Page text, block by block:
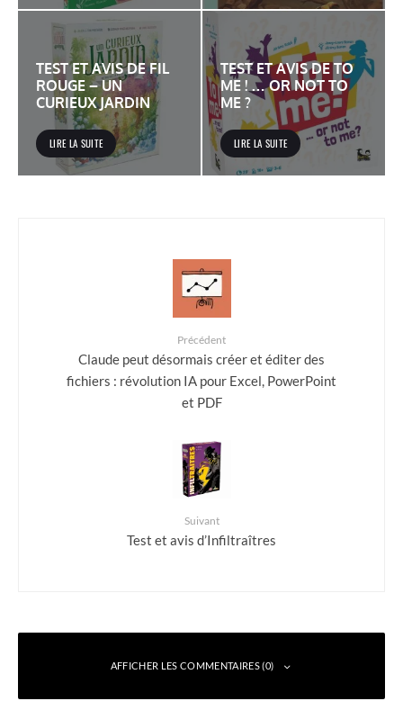
TEST ET AVIS DE FIL
ROUGE – UN
CURIEUX JARDIN
LIRE LA SUITE
TEST ET AVIS DE TO
ME ! … OR NOT TO
ME ?
LIRE LA SUITE
Précédent
Claude peut désormais créer et éditer des
fichiers : révolution IA pour Excel, PowerPoint
et PDF
Suivant
Test et avis d’Infiltraîtres
AFFICHER LES COMMENTAIRES (0)